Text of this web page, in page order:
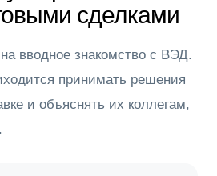
сделками
вводное знакомство с ВЭД.
принимать решения
и объяснять их коллегам,